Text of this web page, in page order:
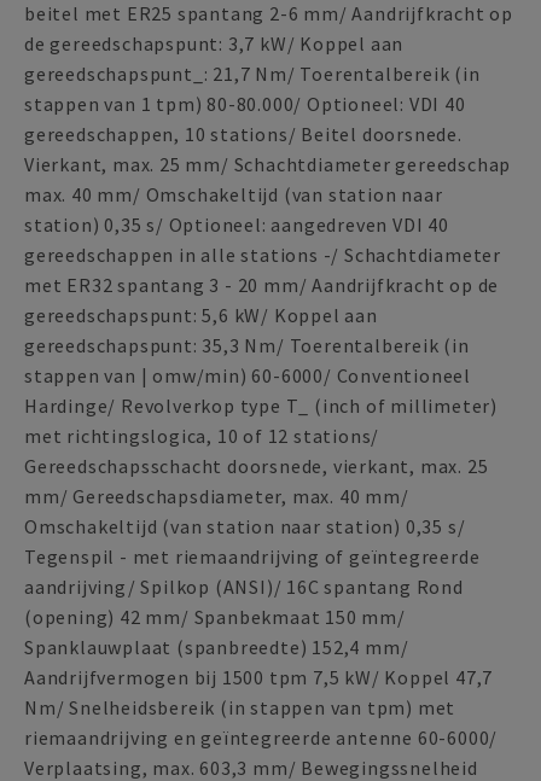
beitel met ER25 spantang 2-6 mm/ Aandrijfkracht op
de gereedschapspunt: 3,7 kW/ Koppel aan
gereedschapspunt_: 21,7 Nm/ Toerentalbereik (in
stappen van 1 tpm) 80-80.000/ Optioneel: VDI 40
gereedschappen, 10 stations/ Beitel doorsnede.
Vierkant, max. 25 mm/ Schachtdiameter gereedschap
max. 40 mm/ Omschakeltijd (van station naar
station) 0,35 s/ Optioneel: aangedreven VDI 40
gereedschappen in alle stations -/ Schachtdiameter
met ER32 spantang 3 - 20 mm/ Aandrijfkracht op de
gereedschapspunt: 5,6 kW/ Koppel aan
gereedschapspunt: 35,3 Nm/ Toerentalbereik (in
stappen van | omw/min) 60-6000/ Conventioneel
Hardinge/ Revolverkop type T_ (inch of millimeter)
met richtingslogica, 10 of 12 stations/
Gereedschapsschacht doorsnede, vierkant, max. 25
mm/ Gereedschapsdiameter, max. 40 mm/
Omschakeltijd (van station naar station) 0,35 s/
Tegenspil - met riemaandrijving of geïntegreerde
aandrijving/ Spilkop (ANSI)/ 16C spantang Rond
(opening) 42 mm/ Spanbekmaat 150 mm/
Spanklauwplaat (spanbreedte) 152,4 mm/
Aandrijfvermogen bij 1500 tpm 7,5 kW/ Koppel 47,7
Nm/ Snelheidsbereik (in stappen van tpm) met
riemaandrijving en geïntegreerde antenne 60-6000/
Verplaatsing, max. 603,3 mm/ Bewegingssnelheid